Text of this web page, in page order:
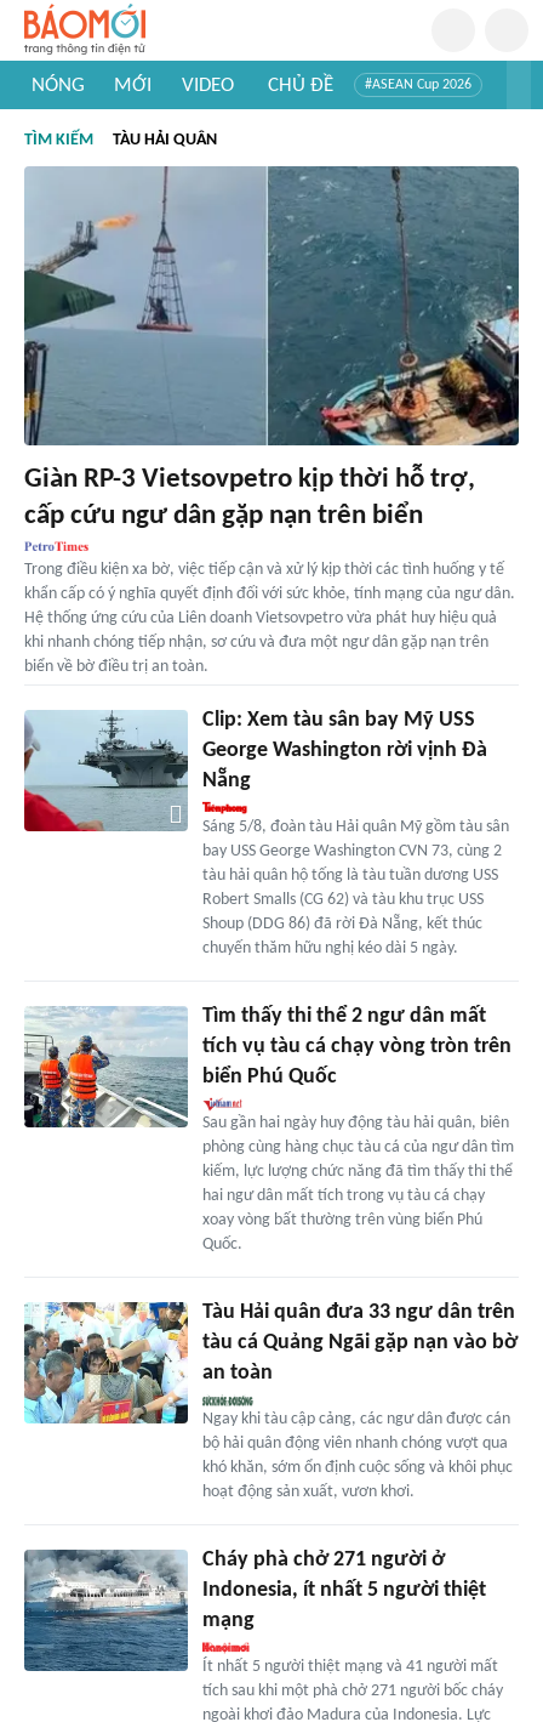
NÓNG MỚI VIDEO CHỦ ĐỀ #ASEAN Cup 2026
#Khám phá thế giới
TÌM KIẾM TÀU HẢI QUÂN
Giàn RP-3 Vietsovpetro kịp thời hỗ trợ,
cấp cứu ngư dân gặp nạn trên biển
Trong điều kiện xa bờ, việc tiếp cận và xử lý kịp thời các tình huống y tế
khẩn cấp có ý nghĩa quyết định đối với sức khỏe, tính mạng của ngư dân.
Hệ thống ứng cứu của Liên doanh Vietsovpetro vừa phát huy hiệu quả
khi nhanh chóng tiếp nhận, sơ cứu và đưa một ngư dân gặp nạn trên
biển về bờ điều trị an toàn.
Clip: Xem tàu sân bay Mỹ USS
George Washington rời vịnh Đà
Nẵng
Sáng 5/8, đoàn tàu Hải quân Mỹ gồm tàu sân
bay USS George Washington CVN 73, cùng 2
tàu hải quân hộ tống là tàu tuần dương USS
Robert Smalls (CG 62) và tàu khu trục USS
Shoup (DDG 86) đã rời Đà Nẵng, kết thúc
chuyến thăm hữu nghị kéo dài 5 ngày.
Tìm thấy thi thể 2 ngư dân mất
tích vụ tàu cá chạy vòng tròn trên
biển Phú Quốc
Sau gần hai ngày huy động tàu hải quân, biên
phòng cùng hàng chục tàu cá của ngư dân tìm
kiếm, lực lượng chức năng đã tìm thấy thi thể
hai ngư dân mất tích trong vụ tàu cá chạy
xoay vòng bất thường trên vùng biển Phú
Quốc.
Tàu Hải quân đưa 33 ngư dân trên
tàu cá Quảng Ngãi gặp nạn vào bờ
an toàn
Ngay khi tàu cập cảng, các ngư dân được cán
bộ hải quân động viên nhanh chóng vượt qua
khó khăn, sớm ổn định cuộc sống và khôi phục
hoạt động sản xuất, vươn khơi.
Cháy phà chở 271 người ở
Indonesia, ít nhất 5 người thiệt
mạng
Ít nhất 5 người thiệt mạng và 41 người mất
tích sau khi một phà chở 271 người bốc cháy
ngoài khơi đảo Madura của Indonesia. Lực